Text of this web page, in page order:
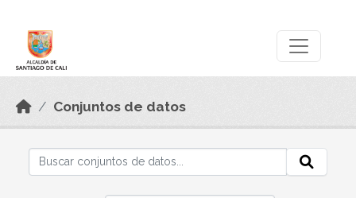
Conjuntos de datos